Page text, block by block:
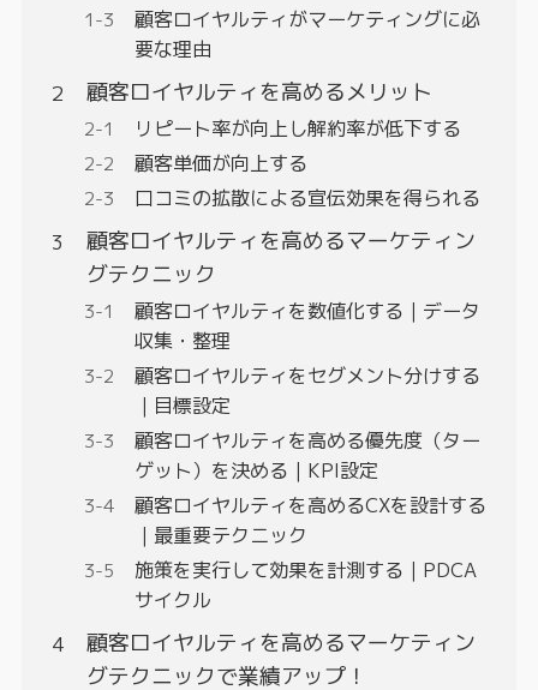
顧客ロイヤルティがマーケティングに必
要な理由
顧客ロイヤルティを高めるメリット
リピート率が向上し解約率が低下する
顧客単価が向上する
口コミの拡散による宣伝効果を得られる
顧客ロイヤルティを高めるマーケティン
グテクニック
顧客ロイヤルティを数値化する｜データ
収集・整理
顧客ロイヤルティをセグメント分けする
｜目標設定
顧客ロイヤルティを高める優先度（ター
ゲット）を決める｜KPI設定
顧客ロイヤルティを高めるCXを設計する
｜最重要テクニック
施策を実行して効果を計測する｜PDCA
サイクル
顧客ロイヤルティを高めるマーケティン
グテクニックで業績アップ！